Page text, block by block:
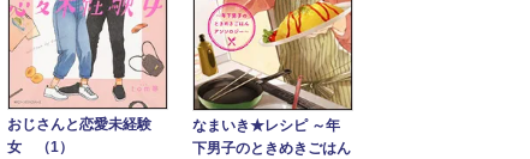
おじさんと恋愛未経験
女 （1）
なまいき★レシピ ～年
下男子のときめきごはん